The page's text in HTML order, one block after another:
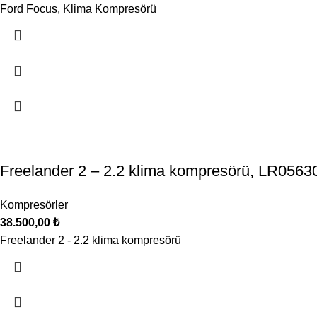
Ford Focus, Klima Kompresörü
Freelander 2 – 2.2 klima kompresörü,
Kompresörler
38.500,00 ₺
Freelander 2 - 2.2 klima kompresörü